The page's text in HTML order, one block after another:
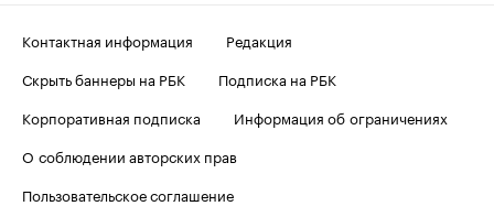
Контактная информация
Редакция
Скрыть баннеры на РБК
Подписка на РБК
Корпоративная подписка
Информация об ограничениях
О соблюдении авторских прав
Пользовательское соглашение